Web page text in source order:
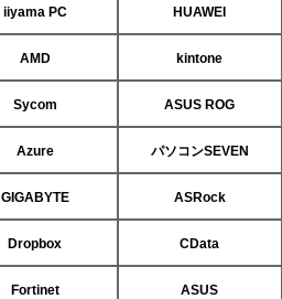
iiyama PC HUAWEI
AMD kintone
Sycom ASUS ROG
Azure パソコンSEVEN
GIGABYTE ASRock
Dropbox CData
Fortinet ASUS